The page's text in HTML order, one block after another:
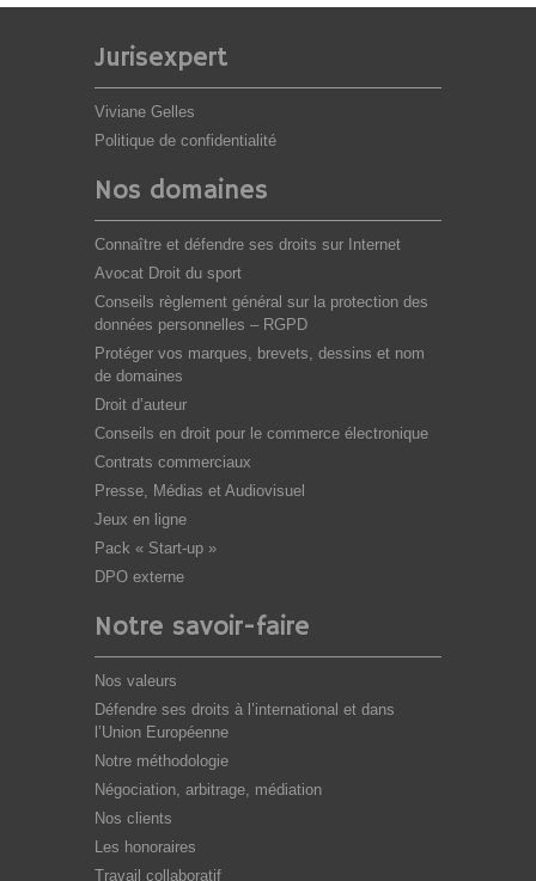
Jurisexpert
Viviane Gelles
Politique de confidentialité
Nos domaines
Connaître et défendre ses droits sur Internet
Avocat Droit du sport
Conseils règlement général sur la protection des
données personnelles – RGPD
Protéger vos marques, brevets, dessins et nom
de domaines
Droit d’auteur
Conseils en droit pour le commerce électronique
Contrats commerciaux
Presse, Médias et Audiovisuel
Jeux en ligne
Pack « Start-up »
DPO externe
Notre savoir-faire
Nos valeurs
Défendre ses droits à l’international et dans
l’Union Européenne
Notre méthodologie
Négociation, arbitrage, médiation
Nos clients
Les honoraires
Travail collaboratif